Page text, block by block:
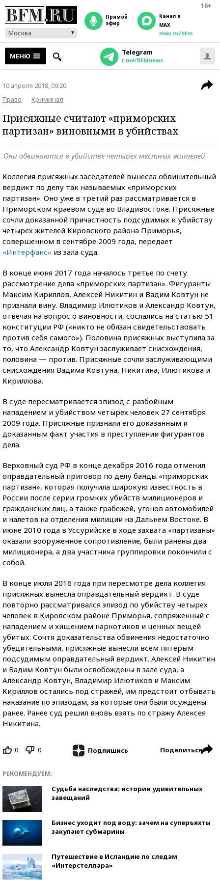
16+
Москва
прямой
эфир
Канал в
MAX
max.ru/bfm
МЕНЮ Telegram
t.me/BFMnews
10 апреля 2018, 09:20
Право
Криминал
Присяжные считают «приморских
партизан» виновными в убийствах
Они обвиняются в убийстве четырех местных жителей
Коллегия присяжных заседателей вынесла обвинительный
вердикт по делу так называемых «приморских
партизан». Оно уже в третий раз рассматривается в
Приморском краевом суде во Владивостоке. Присяжные
сочли доказанной причастность подсудимых к убийству
четырех жителей Кировского района Приморья,
совершенном в сентябре 2009 года, передает
«Интерфакс» из зала суда.
В конце июня 2017 года началось третье по счету
рассмотрение дела «приморских партизан». Фигуранты
Максим Кириллов, Алексей Никитин и Вадим Ковтун не
признали вину. Владимир Илютиков и Александр Ковтун,
отвечая на вопрос о виновности, сослались на статью 51
конституции РФ («никто не обязан свидетельствовать
против себя самого»). Половина присяжных выступила за
то, что Александр Ковтун заслуживает снисхождения,
половина — против. Присяжные сочли заслуживающими
снисхождения Вадима Ковтуна, Никитина, Илютикова и
Кириллова.
В суде пересматривается эпизод с разбойным
нападением и убийством четырех человек 27 сентября
2009 года. Присяжные признали его доказанным и
доказанным факт участия в преступлении фигурантов
дела.
Верховный суд РФ в конце декабря 2016 года отменил
оправдательный приговор по делу банды «приморских
партизан», которая получила широкую известность в
России после серии громких убийств милиционеров и
гражданских лиц, а также грабежей, угонов автомобилей
и налетов на отделения милиции на Дальнем Востоке. В
июне 2010 года в Уссурийске в ходе захвата «партизаны»
оказали вооруженное сопротивление, были ранены два
милиционера, а два участника группировки покончили с
собой.
В конце июля 2016 года при пересмотре дела коллегия
присяжных вынесла оправдательный вердикт. В суде
повторно рассматривался эпизод по убийству четырех
человек в Кировском районе Приморья, сопряженный с
нападением и хищением наркотиков и ценных вещей
убитых. Сочтя доказательства обвинения недостаточно
убедительными, присяжные вынесли всем пятерым
подсудимым оправдательный вердикт. Алексей Никитин
и Вадим Ковтун были освобождены в зале суда, а
Александр Ковтун, Владимир Илютиков и Максим
Кириллов остались под стражей, им предстоит отбывать
наказание по эпизодам, за которые они были осуждены
ранее. Ранее суд решил вновь взять по стражу Алексея
Никитина.
0 0 Подпишись Поделиться
РЕКОМЕНДУЕМ:
Судьба наследства: истории удивительных
завещаний
Бизнес уходит под воду: зачем на суперъяхты
закупают субмарины
Путешествие в Исландию по следам
«Интерстеллара»